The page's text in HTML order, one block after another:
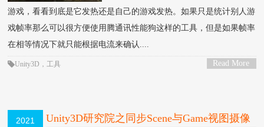
游戏，看看到底是它发热还是自己的游戏发热。如果只是统计别人游
戏帧率那么可以很方便使用腾通讯性能狗这样的工具，但是如果帧率
在相等情况下就只能根据电流来确认....
Read More
Unity3D ，工具
2021
Unity3D研究院之同步Scene与Game视图摄像